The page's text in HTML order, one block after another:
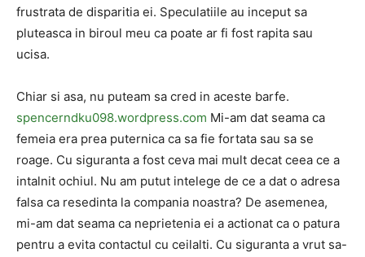
frustrata de disparitia ei. Speculatiile au inceput sa
pluteasca in biroul meu ca poate ar fi fost rapita sau
ucisa.
Chiar si asa, nu puteam sa cred in aceste barfe.
spencerndku098.wordpress.com Mi-am dat seama ca
femeia era prea puternica ca sa fie fortata sau sa se
roage. Cu siguranta a fost ceva mai mult decat ceea ce a
intalnit ochiul. Nu am putut intelege de ce a dat o adresa
falsa ca resedinta la compania noastra? De asemenea,
mi-am dat seama ca neprietenia ei a actionat ca o patura
pentru a evita contactul cu ceilalti. Cu siguranta a vrut sa-